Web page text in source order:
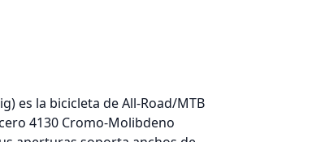
es la bicicleta de All-Road/MTB
4130 Cromo-Molibdeno